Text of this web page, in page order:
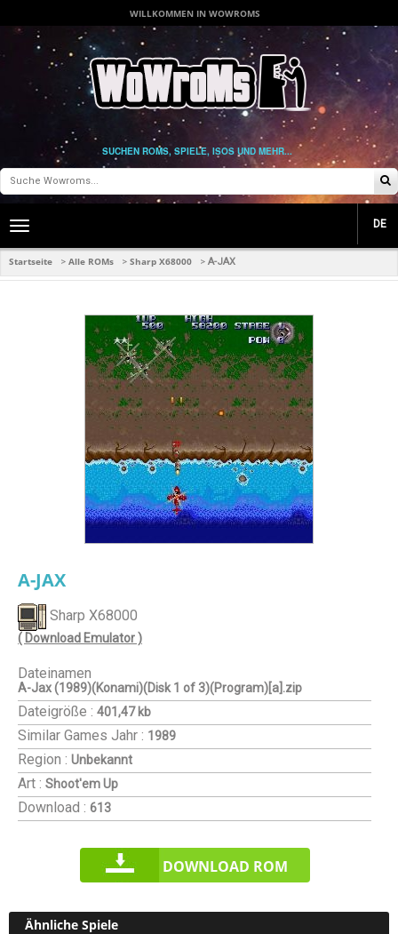
WILLKOMMEN IN WOWROMS
SUCHEN ROMS, SPIELE, ISOS UND MEHR...
Toggle
navigation
DE
Startseite > Alle ROMs > Sharp X68000 > A-JAX
A-JAX
Sharp X68000
( Download Emulator )
Dateinamen
A-Jax (1989)(Konami)(Disk 1 of 3)(Program)[a].zip
Dateigröße : 401,47 kb
Similar Games Jahr : 1989
Region : Unbekannt
Art : Shoot'em Up
Download : 613
DOWNLOAD ROM
Ähnliche Spiele